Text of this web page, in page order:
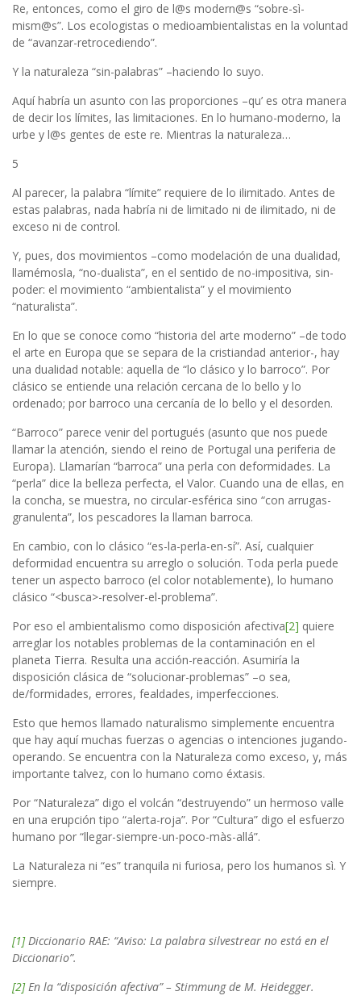
Re, entonces, como el giro de l@s modern@s “sobre-sì-
mism@s”. Los ecologistas o medioambientalistas en la voluntad
de “avanzar-retrocediendo”.
Y la naturaleza “sin-palabras” –haciendo lo suyo.
Aquí habría un asunto con las proporciones –qu’ es otra manera
de decir los límites, las limitaciones. En lo humano-moderno, la
urbe y l@s gentes de este re. Mientras la naturaleza…
5
Al parecer, la palabra “límite” requiere de lo ilimitado. Antes de
estas palabras, nada habría ni de limitado ni de ilimitado, ni de
exceso ni de control.
Y, pues, dos movimientos –como modelación de una dualidad,
llamémosla, “no-dualista”, en el sentido de no-impositiva, sin-
poder: el movimiento “ambientalista” y el movimiento
“naturalista”.
En lo que se conoce como “historia del arte moderno” –de todo
el arte en Europa que se separa de la cristiandad anterior-, hay
una dualidad notable: aquella de “lo clásico y lo barroco”. Por
clásico se entiende una relación cercana de lo bello y lo
ordenado; por barroco una cercanía de lo bello y el desorden.
“Barroco” parece venir del portugués (asunto que nos puede
llamar la atención, siendo el reino de Portugal una periferia de
Europa). Llamarían “barroca” una perla con deformidades. La
“perla” dice la belleza perfecta, el Valor. Cuando una de ellas, en
la concha, se muestra, no circular-esférica sino “con arrugas-
granulenta”, los pescadores la llaman barroca.
En cambio, con lo clásico “es-la-perla-en-sí”. Así, cualquier
deformidad encuentra su arreglo o solución. Toda perla puede
tener un aspecto barroco (el color notablemente), lo humano
clásico “<busca>-resolver-el-problema”.
Por eso el ambientalismo como disposición afectiva[2] quiere
arreglar los notables problemas de la contaminación en el
planeta Tierra. Resulta una acción-reacción. Asumiría la
disposición clásica de “solucionar-problemas” –o sea,
de/formidades, errores, fealdades, imperfecciones.
Esto que hemos llamado naturalismo simplemente encuentra
que hay aquí muchas fuerzas o agencias o intenciones jugando-
operando. Se encuentra con la Naturaleza como exceso, y, más
importante talvez, con lo humano como éxtasis.
Por “Naturaleza” digo el volcán “destruyendo” un hermoso valle
en una erupción tipo “alerta-roja”. Por “Cultura” digo el esfuerzo
humano por “llegar-siempre-un-poco-màs-allá”.
La Naturaleza ni “es” tranquila ni furiosa, pero los humanos sì. Y
siempre.
[1]Diccionario RAE: “Aviso: La palabra silvestrear no está en el
Diccionario”.
[2]En la “disposición afectiva” – Stimmung de M. Heidegger.